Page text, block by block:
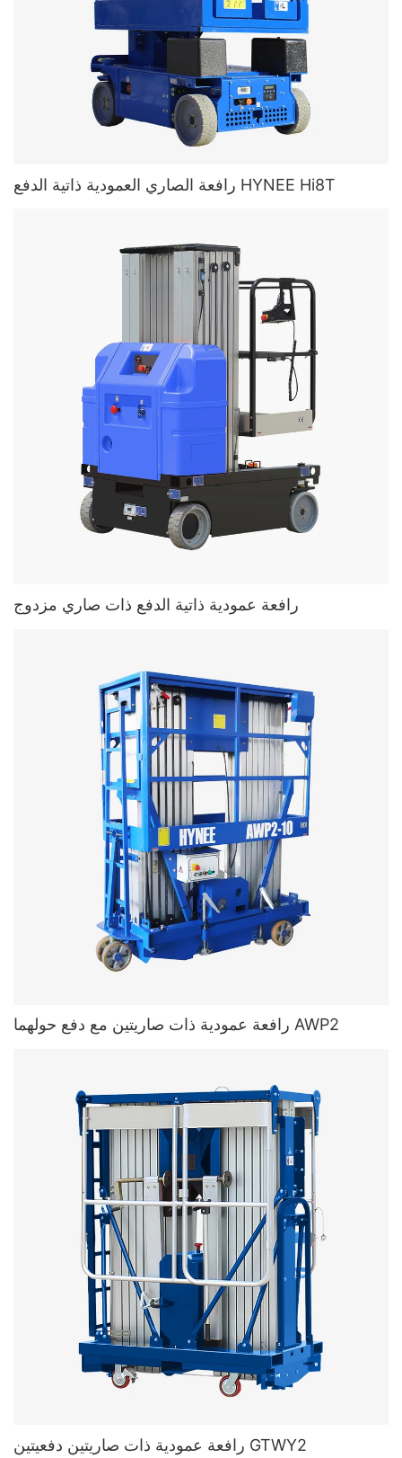
رافعة الصاري العمودية ذاتية الدفع HYNEE Hi8T
رافعة عمودية ذاتية الدفع ذات صاري مزدوج
رافعة عمودية ذات صاريتين مع دفع حولهما AWP2
رافعة عمودية ذات صاريتين دفعيتين GTWY2